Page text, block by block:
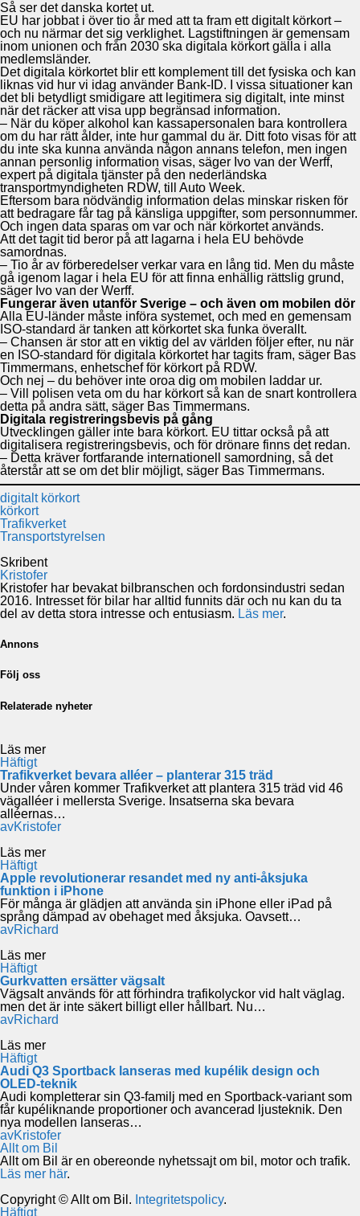
Så ser det danska kortet ut.
EU har jobbat i över tio år med att ta fram ett digitalt körkort –
och nu närmar det sig verklighet. Lagstiftningen är gemensam
inom unionen och från 2030 ska digitala körkort gälla i alla
medlemsländer.
Det digitala körkortet blir ett komplement till det fysiska och kan
liknas vid hur vi idag använder Bank-ID. I vissa situationer kan
det bli betydligt smidigare att legitimera sig digitalt, inte minst
när det räcker att visa upp begränsad information.
– När du köper alkohol kan kassapersonalen bara kontrollera
om du har rätt ålder, inte hur gammal du är. Ditt foto visas för att
du inte ska kunna använda någon annans telefon, men ingen
annan personlig information visas, säger Ivo van der Werff,
expert på digitala tjänster på den nederländska
transportmyndigheten RDW, till Auto Week.
Eftersom bara nödvändig information delas minskar risken för
att bedragare får tag på känsliga uppgifter, som personnummer.
Och ingen data sparas om var och när körkortet används.
Att det tagit tid beror på att lagarna i hela EU behövde
samordnas.
– Tio år av förberedelser verkar vara en lång tid. Men du måste
gå igenom lagar i hela EU för att finna enhällig rättslig grund,
säger Ivo van der Werff.
Fungerar även utanför Sverige – och även om mobilen dör
Alla EU-länder måste införa systemet, och med en gemensam
ISO-standard är tanken att körkortet ska funka överallt.
– Chansen är stor att en viktig del av världen följer efter, nu när
en ISO-standard för digitala körkortet har tagits fram, säger Bas
Timmermans, enhetschef för körkort på RDW.
Och nej – du behöver inte oroa dig om mobilen laddar ur.
– Vill polisen veta om du har körkort så kan de snart kontrollera
detta på andra sätt, säger Bas Timmermans.
Digitala registreringsbevis på gång
Utvecklingen gäller inte bara körkort. EU tittar också på att
digitalisera registreringsbevis, och för drönare finns det redan.
– Detta kräver fortfarande internationell samordning, så det
återstår att se om det blir möjligt, säger Bas Timmermans.
digitalt körkort
körkort
Trafikverket
Transportstyrelsen
Skribent
Kristofer
Kristofer har bevakat bilbranschen och fordonsindustri sedan
2016. Intresset för bilar har alltid funnits där och nu kan du ta
del av detta stora intresse och entusiasm. Läs mer.
Annons
Följ oss
Relaterade nyheter
Läs mer
Häftigt
Trafikverket bevara alléer – planterar 315 träd
Under våren kommer Trafikverket att plantera 315 träd vid 46
vägalléer i mellersta Sverige. Insatserna ska bevara
alléernas…
avKristofer
Läs mer
Häftigt
Apple revolutionerar resandet med ny anti-åksjuka
funktion i iPhone
För många är glädjen att använda sin iPhone eller iPad på
språng dämpad av obehaget med åksjuka. Oavsett…
avRichard
Läs mer
Häftigt
Gurkvatten ersätter vägsalt
Vägsalt används för att förhindra trafikolyckor vid halt väglag.
men det är inte säkert billigt eller hållbart. Nu…
avRichard
Läs mer
Häftigt
Audi Q3 Sportback lanseras med kupélik design och
OLED-teknik
Audi kompletterar sin Q3-familj med en Sportback-variant som
får kupéliknande proportioner och avancerad ljusteknik. Den
nya modellen lanseras…
avKristofer
Allt om Bil
Allt om Bil är en obereonde nyhetssajt om bil, motor och trafik.
Läs mer här.
Copyright © Allt om Bil. Integritetspolicy.
Häftigt